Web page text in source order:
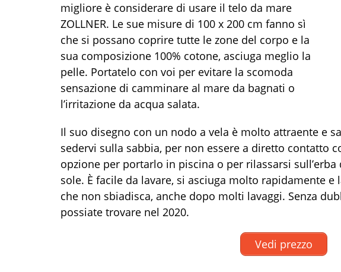
migliore è considerare di usare il telo da mare
ZOLLNER. Le sue misure di 100 x 200 cm fanno sì
che si possano coprire tutte le zone del corpo e la
sua composizione 100% cotone, asciuga meglio la
pelle. Portatelo con voi per evitare la scomoda
sensazione di camminare al mare da bagnati o
l’irritazione da acqua salata.
Il suo disegno con un nodo a vela è molto attraente e
sedervi sulla sabbia, per non essere a diretto contatto
opzione per portarlo in piscina o per rilassarsi sull’erba
sole. È facile da lavare, si asciuga molto rapidamente
che non sbiadisca, anche dopo molti lavaggi. Senza
possiate trovare nel 2020.
Vedi prezzo